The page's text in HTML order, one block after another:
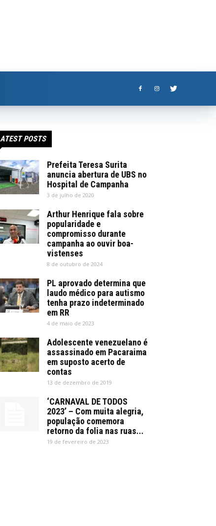
POSTS
Prefeita Teresa Surita
anuncia abertura de UBS no
Hospital de Campanha
3 de julho de 2020
Arthur Henrique fala sobre
popularidade e
compromisso durante
campanha ao ouvir boa-
vistenses
8 de outubro de 2024
PL aprovado determina que
laudo médico para autismo
tenha prazo indeterminado
em RR
4 de maio de 2023
Adolescente venezuelano é
assassinado em Pacaraima
em suposto acerto de
contas
13 de dezembro de 2019
‘CARNAVAL DE TODOS
2023’ – Com muita alegria,
população comemora
retorno da folia nas ruas...
19 de fevereiro de 2023